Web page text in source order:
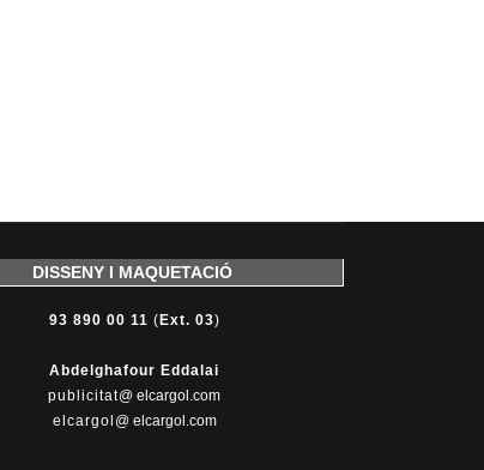
DISSENY I MAQUETACIÓ
93 890 00 11 ( Ext. 03)
Abdelghafour Eddalai
publicitat@ elcargol.com
elcargol @ elcargol.com